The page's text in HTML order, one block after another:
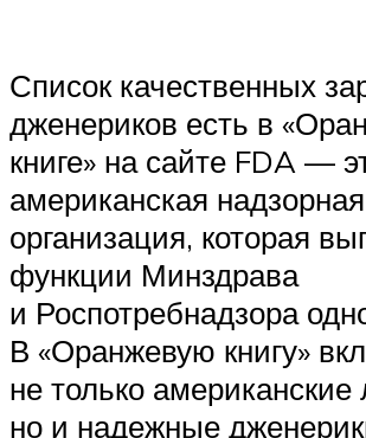
Список качественных
дженериков есть в
книге» на сайте FDA —
американская надзорная
организация, которая
функции Минздрава
и Роспотребнадзора
В «Оранжевую книгу»
не только американские
но и надежные